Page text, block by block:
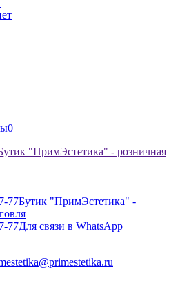
0
"ПримЭстетика" - розничная
77Бутик "ПримЭстетика" -
77Для связи в WhatsApp